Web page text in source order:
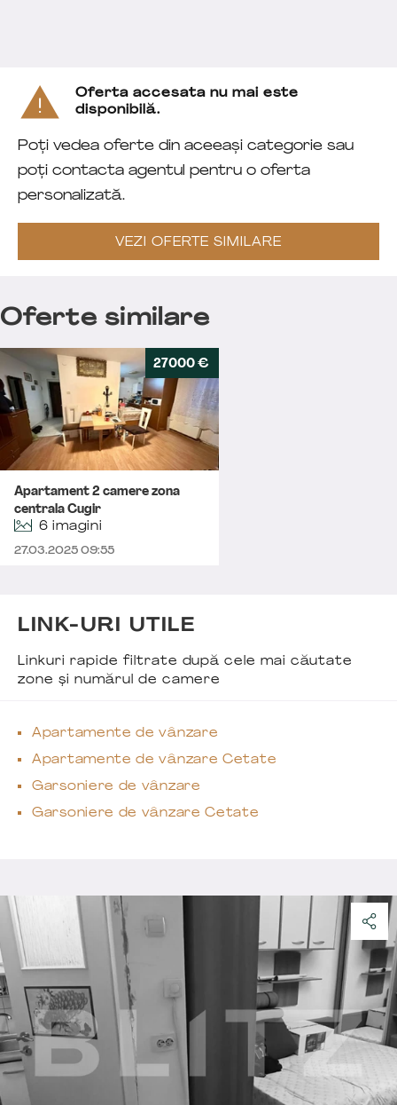
Oferta accesata nu mai este
disponibilă.
Poți vedea oferte din aceeași categorie sau
poți contacta agentul pentru o oferta
personalizată.
VEZI OFERTE SIMILARE
Oferte similare
27000 €
Apartament 2 camere zona
centrala Cugir
6 imagini
27.03.2025 09:55
LINK-URI UTILE
Linkuri rapide filtrate după cele mai căutate
zone și numărul de camere
Apartamente de vânzare
Apartamente de vânzare Cetate
Garsoniere de vânzare
Garsoniere de vânzare Cetate